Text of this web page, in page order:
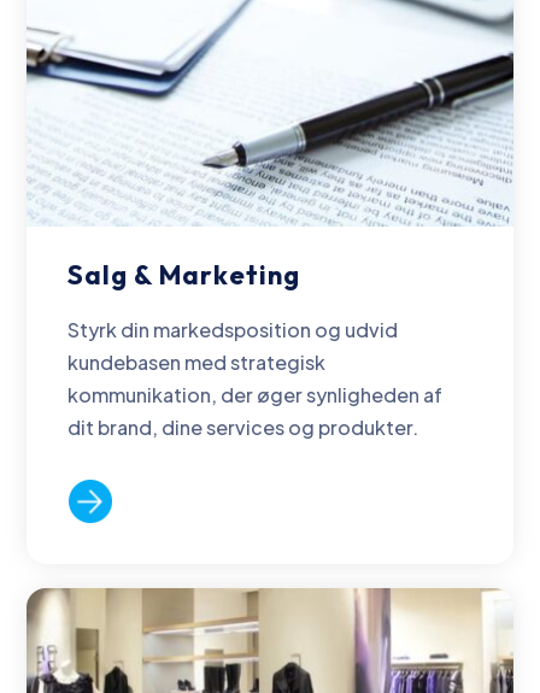
Salg & Marketing
Styrk din markedsposition og udvid
kundebasen med strategisk
kommunikation, der øger synligheden af
dit brand, dine services og produkter.